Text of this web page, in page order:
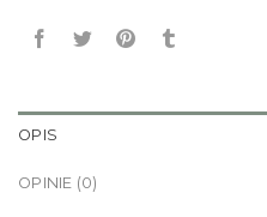
OPIS
OPINIE (0)